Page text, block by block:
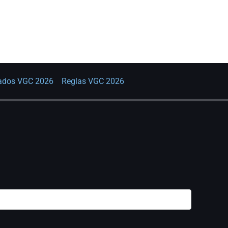
VGC 2026 Reglas VGC 2026